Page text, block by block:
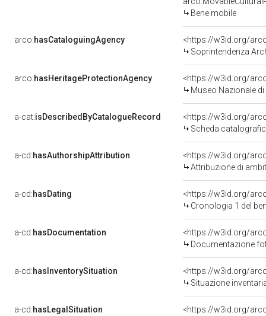
Bene mobile
arco:hasCataloguingAgency
<https://w3id.org/
Soprintendenza
arco:hasHeritageProtectionAgency
<https://w3id.org/
Museo Nazionale di
a-cat:isDescribedByCatalogueRecord
<https://w3id.org/
Scheda
a-cd:hasAuthorshipAttribution
<https://w3id.org/
Attribuzione di
a-cd:hasDating
<https://w3id.org/
Cronologia 1 del
a-cd:hasDocumentation
Documentazione
a-cd:hasInventorySituation
<https://w3id.org/
Situazione
a-cd:hasLegalSituation
<https://w3id.org/